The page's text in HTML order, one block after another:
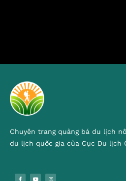
Chuyên trang quảng bá du lịch
du lịch quốc gia của Cục Du lịch